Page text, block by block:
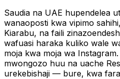
Saudia na UAE hupendelea
wanaoposti kwa vipimo
Kiarabu, na faili
wafuasi haraka kuliko wale
moja kwa moja wa
mwongozo huu na uache
urekebishaji — bure, kwa